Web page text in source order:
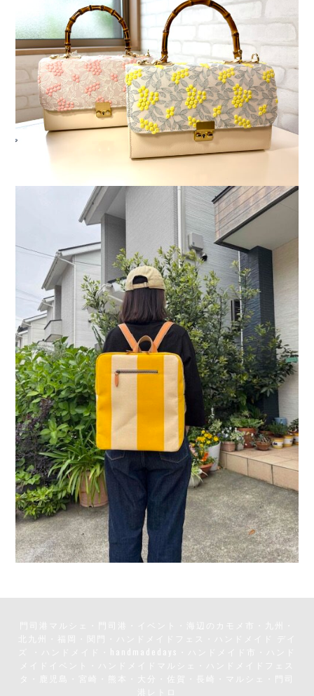
門司港マルシェ・門司港・イベント・海辺のカモメ市・九州・
ズ ・ハンドメイド・handmadedays・ハンドメイド市・ハンド
タ・鹿児島・宮崎・熊本・大分・佐賀・長崎・マルシェ・門司